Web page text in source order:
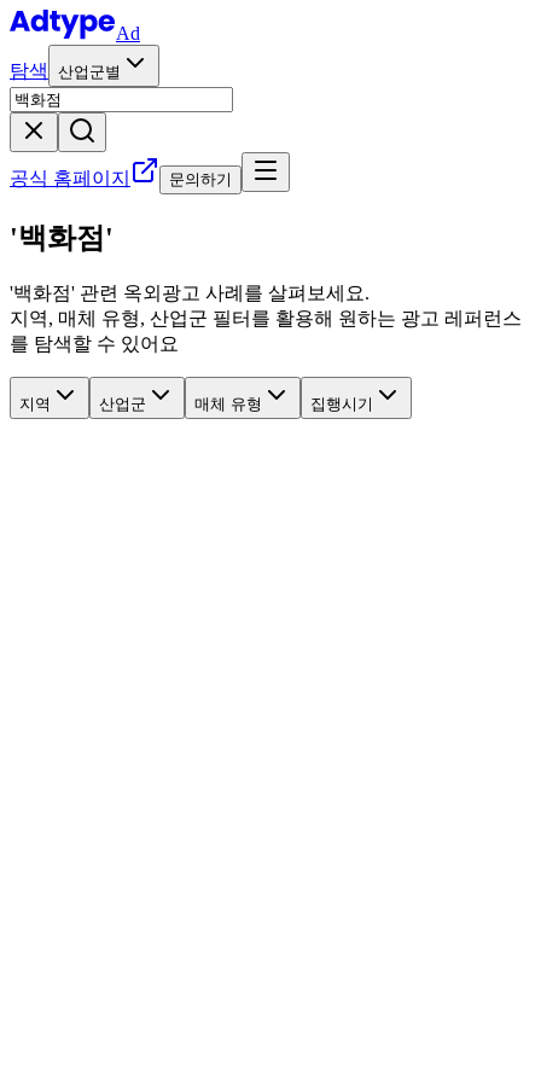
Ad
탐색
산업군별
공식 홈페이지 문의하기
'백화점'
'백화점' 관련 옥외광고 사례를 살펴보세요.
지역, 매체 유형, 산업군 필터를 활용해 원하는 광고 레퍼런스
를 탐색할 수 있어요
지역 산업군 매체 유형 집행시기